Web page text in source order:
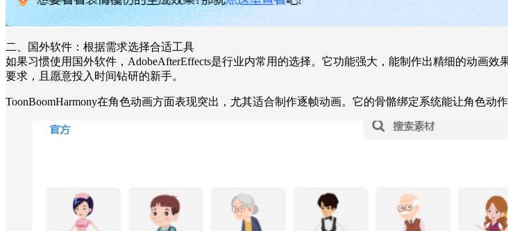
二、国外软件：根据需求选择合适工具
如果习惯使用国外软件，AdobeAfterEffects是行业内常用的选择。它功能强大，能制作出精细的动画
要求，且愿意投入时间钻研的新手。
ToonBoomHarmony在角色动画方面表现突出，尤其适合制作逐帧动画。它的骨骼绑定系统能让角色动